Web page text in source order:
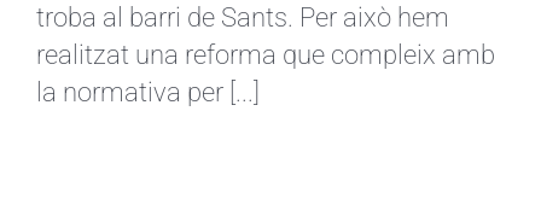
troba al barri de Sants. Per això hem
realitzat una reforma que compleix amb
la normativa per [...]